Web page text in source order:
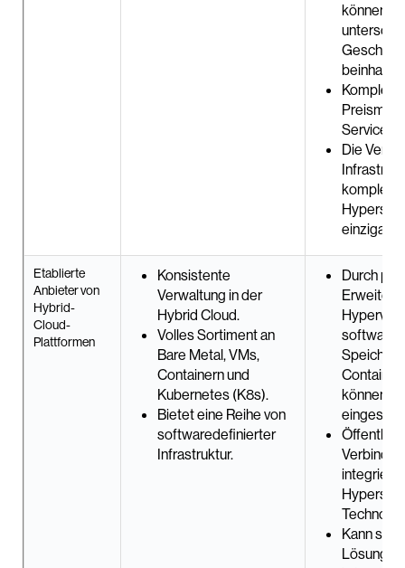
können
Komplexe
Die
komplex
Etablierte
Anbieter von
Hybrid-
Cloud-
Plattformen
Konsistente
Verwaltung in der
Hybrid Cloud.
Volles Sortiment an
Bare Metal, VMs,
Containern und
Kubernetes (K8s).
Bietet eine Reihe von
softwaredefinierter
Infrastruktur.
Durch
können
integrierte
Kann sich
Lösung